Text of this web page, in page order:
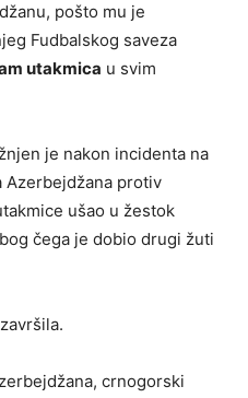
pošto mu je
Fudbalskog saveza
utakmica u svim
je nakon incidenta na
Azerbejdžana protiv
ušao u žestok
čega je dobio drugi žuti
crnogorski